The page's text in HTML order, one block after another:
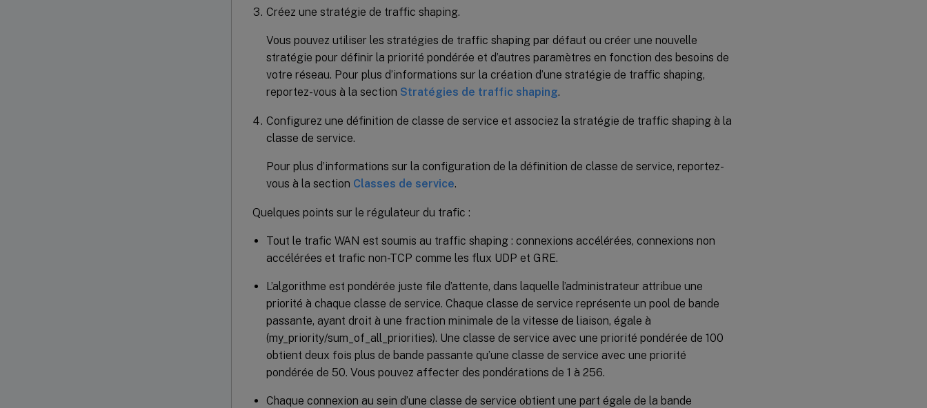
Créez une stratégie de traffic shaping.
Vous pouvez utiliser les stratégies de traffic shaping par défaut ou créer une nouvelle
stratégie pour définir la priorité pondérée et d’autres paramètres en fonction des besoins de
votre réseau. Pour plus d’informations sur la création d’une stratégie de traffic shaping,
reportez-vous à la section Stratégies de traffic shaping.
Configurez une définition de classe de service et associez la stratégie de traffic shaping à la
classe de service.
Pour plus d’informations sur la configuration de la définition de classe de service, reportez-
vous à la section Classes de service.
Quelques points sur le régulateur du trafic :
Tout le trafic WAN est soumis au traffic shaping : connexions accélérées, connexions non
accélérées et trafic non-TCP comme les flux UDP et GRE.
L’algorithme est pondérée juste file d’attente, dans laquelle l’administrateur attribue une
priorité à chaque classe de service. Chaque classe de service représente un pool de bande
passante, ayant droit à une fraction minimale de la vitesse de liaison, égale à
(my_priority/sum_of_all_priorities). Une classe de service avec une priorité pondérée de 100
obtient deux fois plus de bande passante qu’une classe de service avec une priorité
pondérée de 50. Vous pouvez affecter des pondérations de 1 à 256.
Chaque connexion au sein d’une classe de service obtient une part égale de la bande